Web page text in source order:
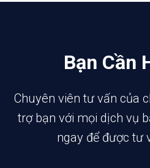
Bạn Cần
Chuyên viên tư vấn của
trợ bạn với mọi dịch vụ
ngay để được tư